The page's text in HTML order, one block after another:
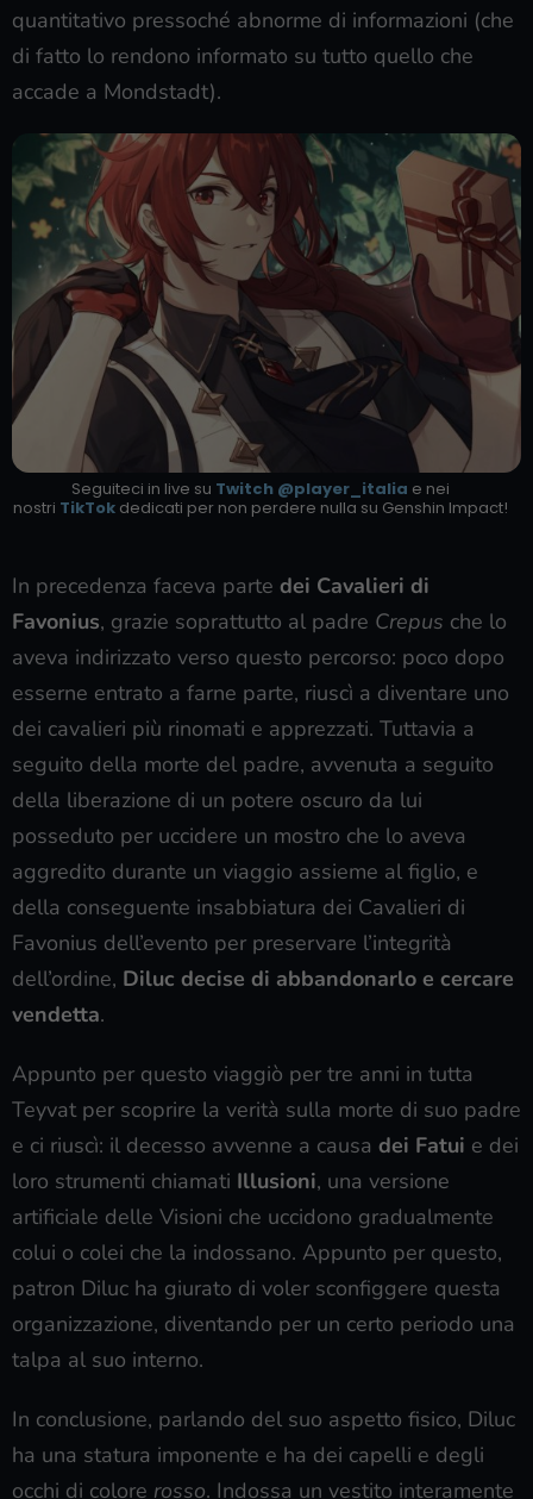
quantitativo pressoché abnorme di informazioni (che
di fatto lo rendono informato su tutto quello che
accade a Mondstadt).
Seguiteci in live su Twitch @player_italia e nei
nostri TikTok dedicati per non perdere nulla su Genshin Impact!
In precedenza faceva parte dei Cavalieri di
Favonius, grazie soprattutto al padre Crepus che lo
aveva indirizzato verso questo percorso: poco dopo
esserne entrato a farne parte, riuscì a diventare uno
dei cavalieri più rinomati e apprezzati. Tuttavia a
seguito della morte del padre, avvenuta a seguito
della liberazione di un potere oscuro da lui
posseduto per uccidere un mostro che lo aveva
aggredito durante un viaggio assieme al figlio, e
della conseguente insabbiatura dei Cavalieri di
Favonius dell’evento per preservare l’integrità
dell’ordine, Diluc decise di abbandonarlo e cercare
vendetta.
Appunto per questo viaggiò per tre anni in tutta
Teyvat per scoprire la verità sulla morte di suo padre
e ci riuscì: il decesso avvenne a causa dei Fatui e dei
loro strumenti chiamati Illusioni, una versione
artificiale delle Visioni che uccidono gradualmente
colui o colei che la indossano. Appunto per questo,
patron Diluc ha giurato di voler sconfiggere questa
organizzazione, diventando per un certo periodo una
talpa al suo interno.
In conclusione, parlando del suo aspetto fisico, Diluc
ha una statura imponente e ha dei capelli e degli
occhi di colore rosso. Indossa un vestito interamente